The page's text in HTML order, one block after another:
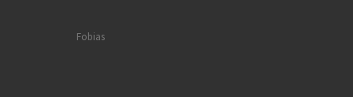
Fobias